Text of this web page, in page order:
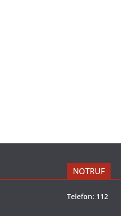
NOTRUF
Telefon: 112